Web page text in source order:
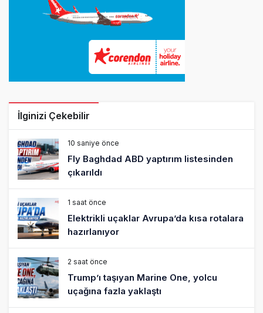
İlginizi Çekebilir
10 saniye önce
Fly Baghdad ABD yaptırım listesinden
çıkarıldı
1 saat önce
Elektrikli uçaklar Avrupa’da kısa rotalara
hazırlanıyor
2 saat önce
Trump’ı taşıyan Marine One, yolcu
uçağına fazla yaklaştı